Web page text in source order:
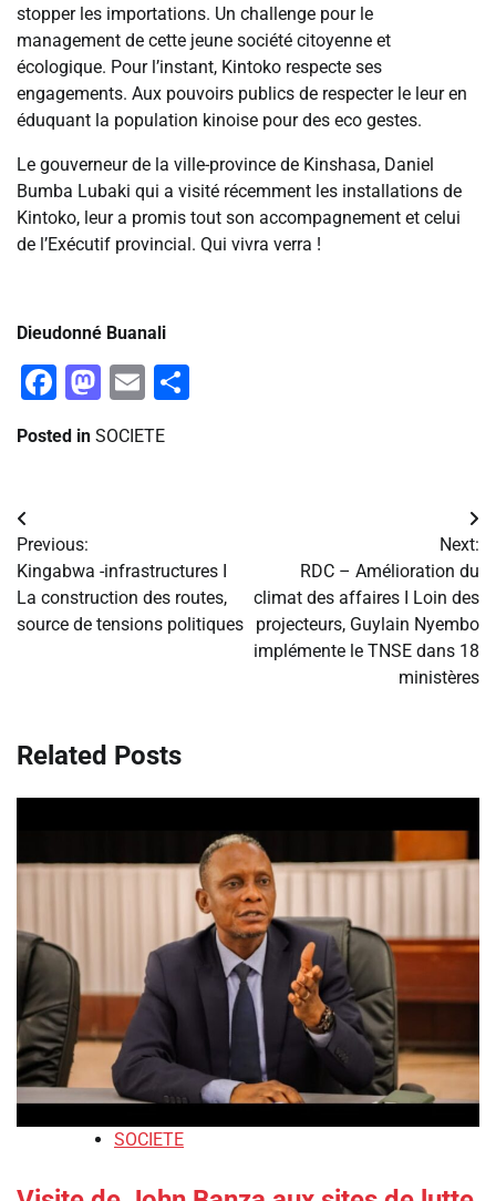
stopper les importations. Un challenge pour le
management de cette jeune société citoyenne et
écologique. Pour l’instant, Kintoko respecte ses
engagements. Aux pouvoirs publics de respecter le leur en
éduquant la population kinoise pour des eco gestes.
‎‎Le gouverneur de la ville-province de Kinshasa, Daniel
Bumba Lubaki qui a visité récemment les installations de
Kintoko, leur a promis tout son accompagnement et celui
de l’Exécutif provincial. Qui vivra verra !
‎Dieudonné Buanali
Facebook
Mastodon
Email
Posted in SOCIETE
Navigation
de
l’article
Previous:
Kingabwa -infrastructures I
La construction des routes,
source de tensions politiques
Next:
RDC – Amélioration du
climat des affaires I Loin des
projecteurs, Guylain Nyembo
implémente le TNSE dans 18
ministères
Related Posts
SOCIETE